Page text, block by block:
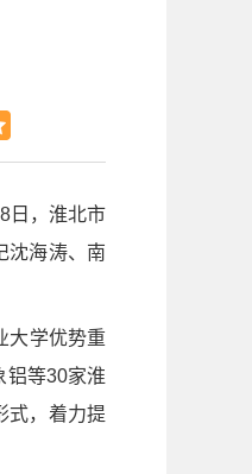
日，淮北市
沈海涛、南
大学优势重
铝等30家淮
式，着力提